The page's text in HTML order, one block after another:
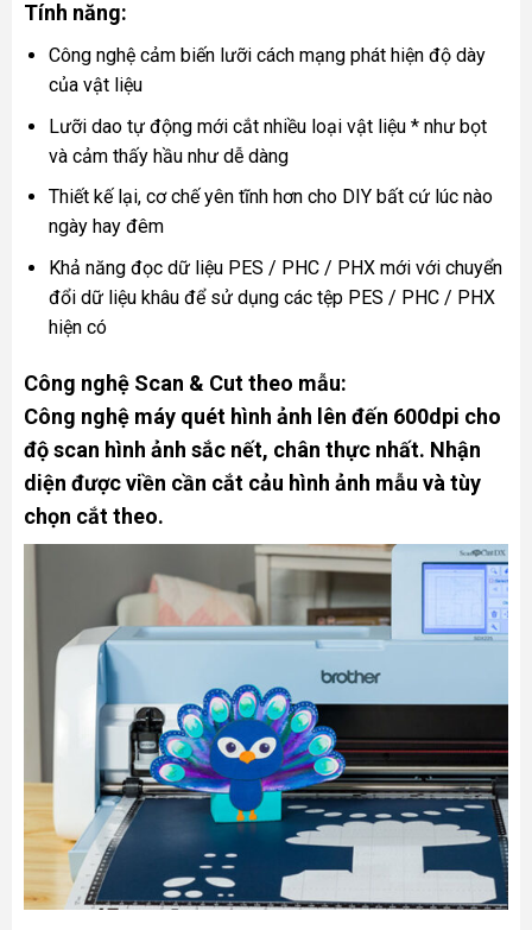
Tính năng:
Công nghệ cảm biến lưỡi cách mạng phát hiện độ dày
của vật liệu
Lưỡi dao tự động mới cắt nhiều loại vật liệu * như bọt
và cảm thấy hầu như dễ dàng
Thiết kế lại, cơ chế yên tĩnh hơn cho DIY bất cứ lúc nào
ngày hay đêm
Khả năng đọc dữ liệu PES / PHC / PHX mới với chuyển
đổi dữ liệu khâu để sử dụng các tệp PES / PHC / PHX
hiện có
Công nghệ Scan & Cut theo mẫu:
Công nghệ máy quét hình ảnh lên đến 600dpi cho
độ scan hình ảnh sắc nết, chân thực nhất. Nhận
diện được viền cần cắt cảu hình ảnh mẫu và tùy
chọn cắt theo.